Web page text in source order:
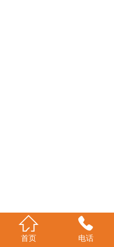

首页

电话